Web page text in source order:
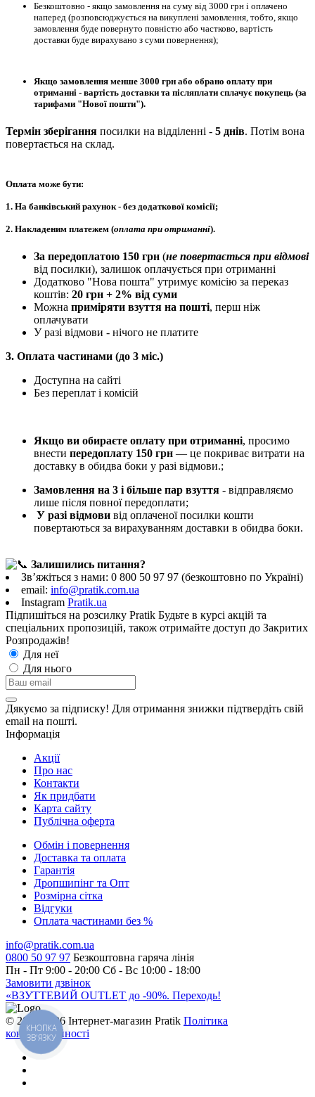
Безкоштовно - якщо замовлення на суму від 3000 грн і оплачено
наперед (розповсюджується на викуплені замовлення, тобто, якщо
замовлення буде повернуто повністю або частково, вартість
доставки буде вирахувано з суми повернення);
Якщо замовлення менше 3000 грн або обрано оплату при
отриманні - вартість доставки та післяплати сплачує покупець (за
тарифами "Нової пошти").
Термін зберігання посилки на відділенні - 5 днів. Потім вона
повертається на склад.
Оплата може бути:
1. На банківський рахунок - без додаткової комісії;
2. Накладеним платежем (оплата при отриманні).
За передоплатою 150 грн (не повертається при відмові
від посилки), залишок оплачується при отриманні
Додатково "Нова пошта" утримує комісію за переказ
коштів: 20 грн + 2% від суми
Можна приміряти взуття на пошті, перш ніж
оплачувати
У разі відмови - нічого не платите
3. Оплата частинами (до 3 міс.)
Доступна на сайті
Без переплат і комісій
Якщо ви обираєте оплату при отриманні, просимо
внести передоплату 150 грн — це покриває витрати на
доставку в обидва боки у разі відмови.;
Замовлення на 3 і більше пар взуття - відправляємо
лише після повної передоплати;
У разі відмови від оплаченої посилки кошти
повертаються за вирахуванням доставки в обидва боки.
Залишились питання?
Зв’яжіться з нами: 0 800 50 97 97 (безкоштовно по Україні)
email: info@pratik.com.ua
Instagram Рratik.ua
Підпишіться на розсилку Pratik Будьте в курсі акцій та
спеціальних пропозицій, також отримайте доступ до Закритих
Розпродажiв!
Для неї
Для нього
Дякуємо за підписку! Для отримання знижки підтвердіть свій
email на пошті.
Інформація
Акції
Про нас
Контакти
Як придбати
Карта сайту
Публiчна оферта
Обмін і повернення
Доставка та оплата
Гарантiя
Дропшипінг та Опт
Розмірна сітка
Відгуки
Оплата частинами без %
info@pratik.com.ua
0800 50 97 97 Безкоштовна гаряча лінія
Пн - Пт 9:00 - 20:00 Сб - Вс 10:00 - 18:00
Замовити дзвінок
«ВЗУТТЕВИЙ OUTLET до -90%. Переходь!
© 2015-2026 Інтернет-магазин Pratik Політика
конфіденційності
КНОПКА
ЗВ'ЯЗКУ